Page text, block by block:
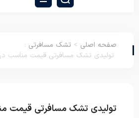
صفحه اصلی > تشک مسافرتی :
تولیدی تشک مسافرتی قیمت مناسب
تولیدی تشک مسافرتی قیمت